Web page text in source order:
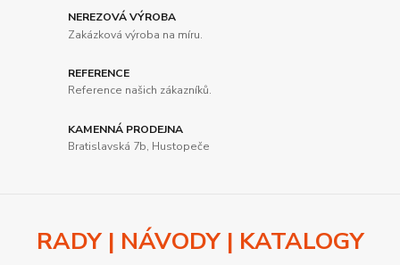
NEREZOVÁ VÝROBA
Zakázková výroba na míru.
REFERENCE
Reference našich zákazníků.
KAMENNÁ PRODEJNA
Bratislavská 7b, Hustopeče
RADY | NÁVODY | KATALOGY